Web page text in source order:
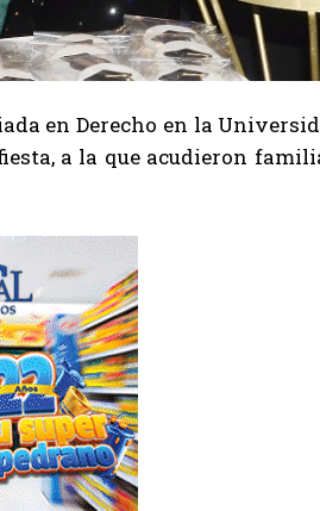
en Derecho en la
a la que acudieron